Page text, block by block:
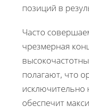
позиций в
Часто
чрезмерная
полагают, что
исключительно
обеспечит